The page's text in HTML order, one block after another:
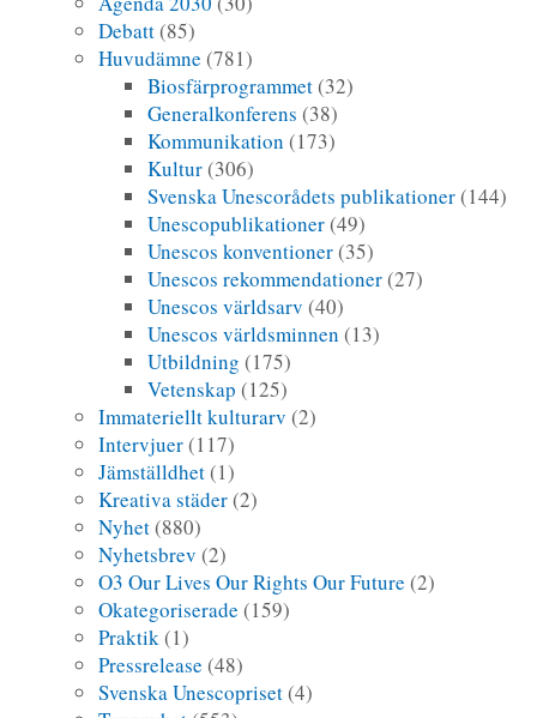
Debatt(85)
Huvudämne (781)
Biosfärprogrammet(32)
Generalkonferens (38)
Kommunikation (173)
Kultur(306)
Svenska Unescorådets publikationer(144)
Unescopublikationer(49)
Unescos konventioner(35)
Unescos rekommendationer(27)
Unescos världsarv (40)
Unescos världsminnen (13)
Utbildning (175)
Vetenskap (125)
Immateriellt kulturarv (2)
Intervjuer(117)
Jämställdhet(1)
Kreativa städer(2)
Nyhet(880)
Nyhetsbrev (2)
O3 Our Lives Our Rights Our Future (2)
Okategoriserade (159)
Praktik(1)
Pressrelease (48)
Svenska Unescopriset(4)